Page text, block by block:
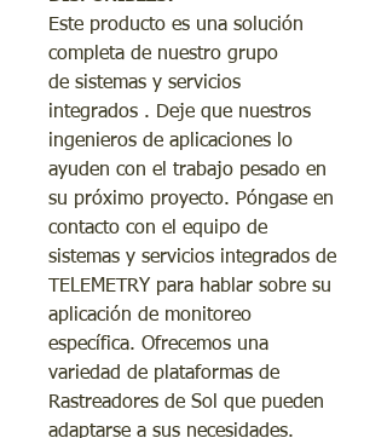
Este producto es una solución
completa de nuestro grupo
de sistemas y servicios
integrados . Deje que nuestros
ingenieros de aplicaciones lo
ayuden con el trabajo pesado en
su próximo proyecto. Póngase en
contacto con el equipo de
sistemas y servicios integrados de
TELEMETRY para hablar sobre su
aplicación de monitoreo
específica. Ofrecemos una
variedad de plataformas de
Rastreadores de Sol que pueden
adaptarse a sus necesidades.